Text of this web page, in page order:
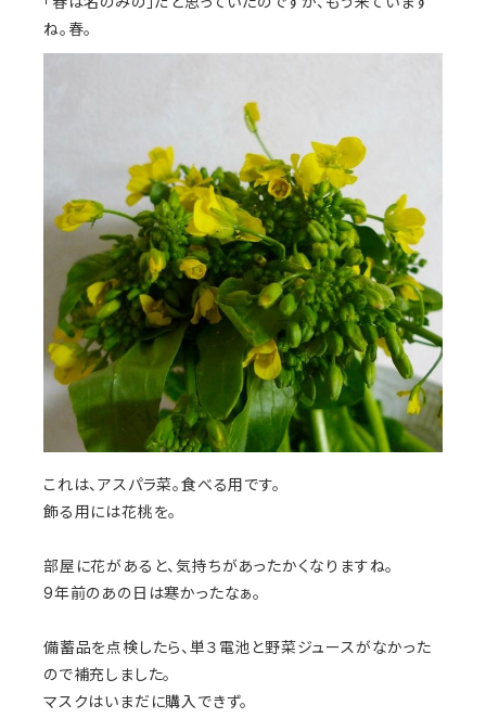
ね。春。
これは、アスパラ菜。食べる用です。
飾る用には花桃を。
部屋に花があると、気持ちがあったかくなりますね。
9年前のあの日は寒かったなぁ。
備蓄品を点検したら、単３電池と野菜ジュースがなかった
ので補充しました。
マスクはいまだに購入できず。